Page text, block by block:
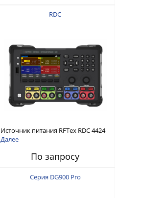
RDC
Источник питания RFTex RDC 4424
4 канала, 32 В/3.2 А
Далее
По запросу
Серия DG900 Pro